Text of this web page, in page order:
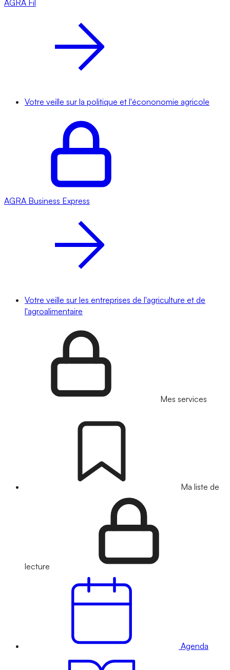
AGRA Fil
Votre veille sur la politique et l'écononomie agricole
AGRA Business Express
Votre veille sur les entreprises de l'agriculture et de
l'agroalimentaire
Mes services
Ma liste de
lecture
Agenda